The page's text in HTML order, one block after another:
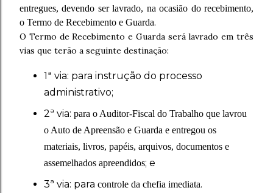
entregues, devendo ser lavrado, na ocasião do recebimento,
o Termo de Recebimento e Guarda.
O Termo de Recebimento e Guarda será lavrado em três
vias que terão a seguinte destinação:
1ª via: para instrução do processo
administrativo;
2ª via: para o Auditor-Fiscal do Trabalho que lavrou
o Auto de Apreensão e Guarda e entregou os
materiais, livros, papéis, arquivos, documentos e
assemelhados apreendidos; e
3ª via: para controle da chefia imediata.